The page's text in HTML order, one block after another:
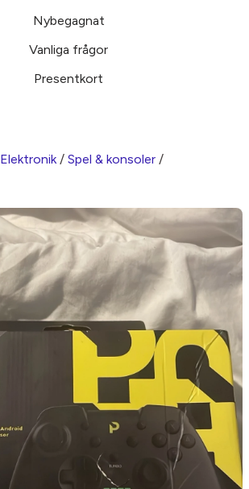
Nybegagnat
Vanliga frågor
Presentkort
Elektronik/ Spel & konsoler /